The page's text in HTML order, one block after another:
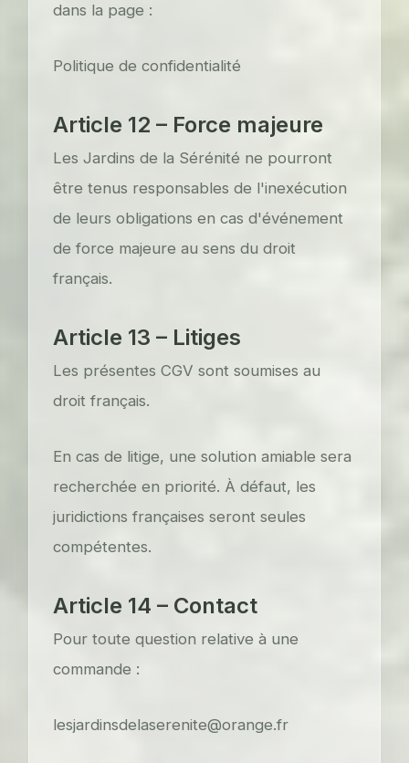
dans la page :
Politique de confidentialité
Article 12 – Force majeure
Les Jardins de la Sérénité ne pourront
être tenus responsables de l'inexécution
de leurs obligations en cas d'événement
de force majeure au sens du droit
français.
Article 13 – Litiges
Les présentes CGV sont soumises au
droit français.
En cas de litige, une solution amiable sera
recherchée en priorité. À défaut, les
juridictions françaises seront seules
compétentes.
Article 14 – Contact
Pour toute question relative à une
commande :
lesjardinsdelaserenite@orange.fr